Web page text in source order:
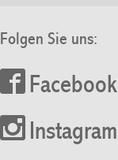
Folgen Sie uns:
Facebook
Instagram